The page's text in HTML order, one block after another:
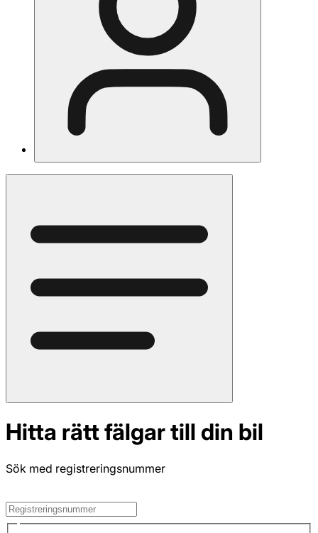
Hitta rätt fälgar till din bil
Sök med registreringsnummer